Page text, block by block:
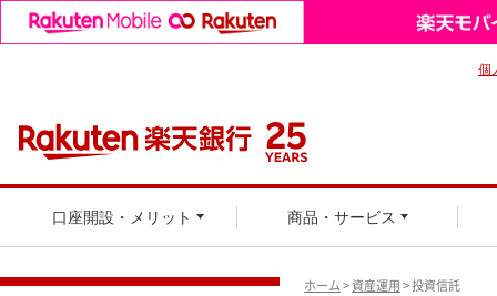
口座開設・メリット 商品・サービス
個
ホーム>資産運用> 投資信託